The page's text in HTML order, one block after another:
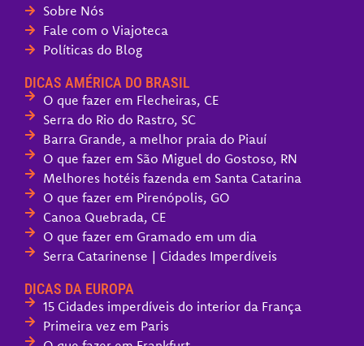
Sobre Nós
Fale com o Viajoteca
Políticas do Blog
DICAS AMÉRICA DO BRASIL
O que fazer em Flecheiras, CE
Serra do Rio do Rastro, SC
Barra Grande, a melhor praia do Piauí
O que fazer em São Miguel do Gostoso, RN
Melhores hotéis fazenda em Santa Catarina
O que fazer em Pirenópolis, GO
Canoa Quebrada, CE
O que fazer em Gramado em um dia
Serra Catarinense | Cidades Imperdíveis
DICAS DA EUROPA
15 Cidades imperdíveis do interior da França
Primeira vez em Paris